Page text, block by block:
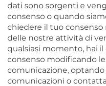
dati sono sorgenti e
consenso o quando
chiedere il tuo
delle nostre attività di
qualsiasi momento, hai
consenso modificando
comunicazione,
comunicazioni o